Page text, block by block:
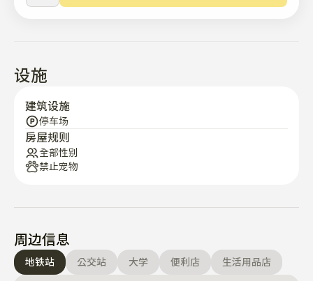
设施
建筑设施
停车场
房屋规则
全部性别
禁止宠物
周边信息
地铁站 公交站 大学 便利店 生活用品店